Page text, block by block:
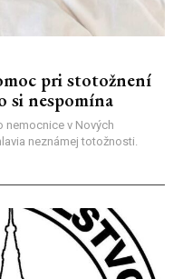
pri stotožnení
si nespomína
nemocnice v Nových
neznámej totožnosti.